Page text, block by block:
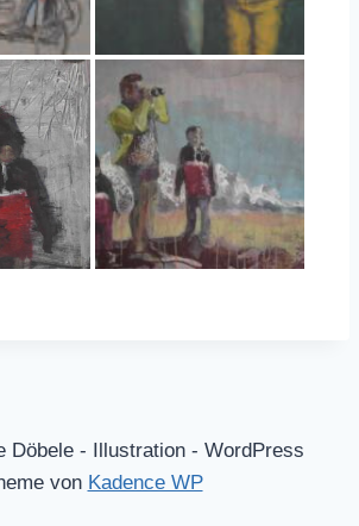
Döbele - Illustration - WordPress
von Kadence WP